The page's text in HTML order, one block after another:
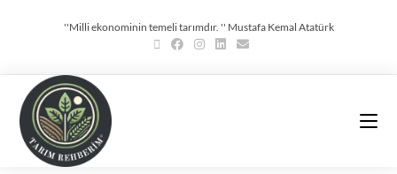
''Milli ekonominin temeli tarımdır. '' Mustafa Kemal Atatürk